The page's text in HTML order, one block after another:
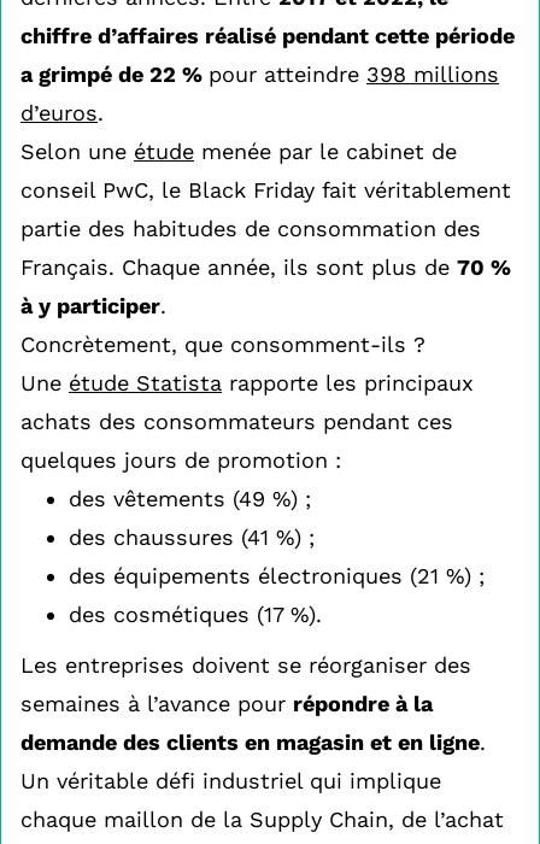
chiffre d’affaires réalisé pendant cette période
a grimpé de 22 % pour atteindre 398 millions
d’euros.
Selon une étude menée par le cabinet de
conseil PwC, le Black Friday fait véritablement
partie des habitudes de consommation des
Français. Chaque année, ils sont plus de 70 %
à y participer.
Concrètement, que consomment-ils ?
Une étude Statista rapporte les principaux
achats des consommateurs pendant ces
quelques jours de promotion :
des vêtements (49 %) ;
des chaussures (41 %) ;
des équipements électroniques (21 %) ;
des cosmétiques (17 %).
Les entreprises doivent se réorganiser des
semaines à l’avance pour répondre à la
demande des clients en magasin et en ligne.
Un véritable défi industriel qui implique
chaque maillon de la Supply Chain, de l’achat